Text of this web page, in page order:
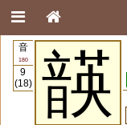
音
180
9
(18)
韺